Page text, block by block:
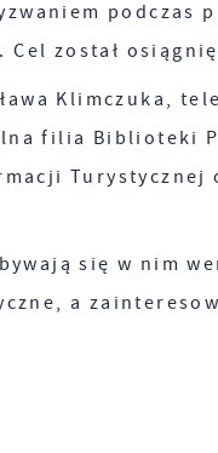
podczas
został
Klimczuka,
filia Biblioteki
Turystycznej
się w nim
a